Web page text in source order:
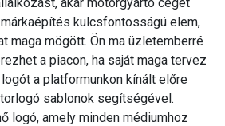
kulcsfontosságú elem,
maga mögött. Ön ma üzletemberré
a piacon, ha saját maga tervez
a platformunkon kínált előre
sablonok segítségével.
logó, amely minden médiumhoz